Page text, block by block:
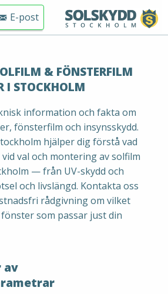
E-post
& FÖNSTERFILM
I STOCKHOLM
information och fakta om
fönsterfilm och insynsskydd.
hjälper dig förstå vad
val och montering av solfilm
— från UV-skydd och
och livslängd. Kontakta oss
rådgivning om vilket
som passar just din
av